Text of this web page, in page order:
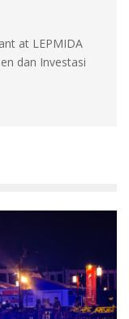
at LEPMIDA
dan Investasi